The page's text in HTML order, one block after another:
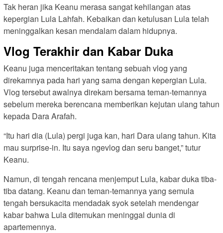
Tak heran jika Keanu merasa sangat kehilangan atas
kepergian Lula Lahfah. Kebaikan dan ketulusan Lula telah
meninggalkan kesan mendalam dalam hidupnya.
Vlog Terakhir dan Kabar Duka
Keanu juga menceritakan tentang sebuah vlog yang
direkamnya pada hari yang sama dengan kepergian Lula.
Vlog tersebut awalnya direkam bersama teman-temannya
sebelum mereka berencana memberikan kejutan ulang tahun
kepada Dara Arafah.
“Itu hari dia (Lula) pergi juga kan, hari Dara ulang tahun. Kita
mau surprise-in. Itu saya ngevlog dan seru banget,” tutur
Keanu.
Namun, di tengah rencana menjemput Lula, kabar duka tiba-
tiba datang. Keanu dan teman-temannya yang semula
tengah bersukacita mendadak syok setelah mendengar
kabar bahwa Lula ditemukan meninggal dunia di
apartemennya.